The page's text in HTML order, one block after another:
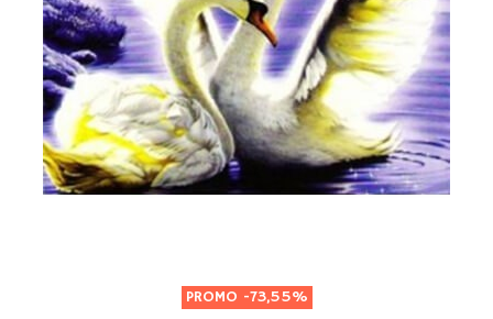
PROMO -73,55%